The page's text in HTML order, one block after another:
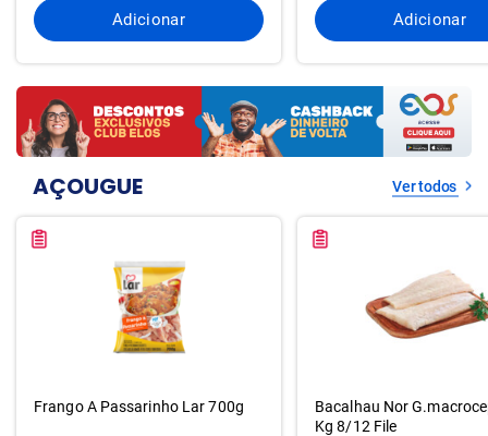
Adicionar Adicionar
AÇOUGUE Ver todos
Frango A Passarinho Lar 700g
Bacalhau Nor
Kg 8/12 File